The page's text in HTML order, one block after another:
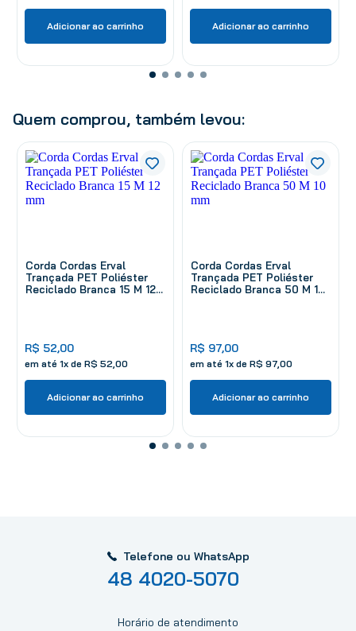
Adicionar ao carrinho Adicionar ao carrinho
Quem comprou, também levou:
Corda Cordas Erval
Trançada PET Poliéster
Reciclado Branca 15 M 12
R$ 52,00
em até 1x de R$ 52,00
Adicionar ao carrinho
Corda Cordas Erval
Trançada PET Poliéster
Reciclado Branca 50 M 10
R$ 97,00
em até 1x de R$ 97,00
Adicionar ao carrinho
Telefone ou WhatsApp
48 4020-5070
Horário de atendimento